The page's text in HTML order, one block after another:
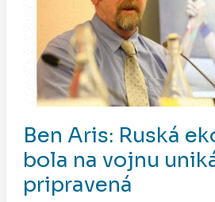
Ben Aris: Ruská
bola na vojnu
pripravená